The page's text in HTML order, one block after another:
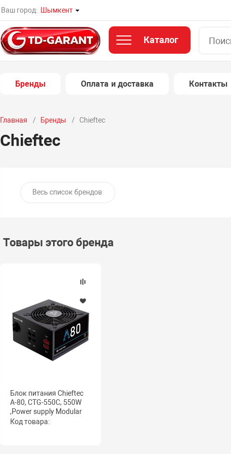
Ваш город: Шымкент
Каталог
Бренды Оплата и доставка Контакты
Главная Бренды Chieftec
Chieftec
Весь список брендов
Товары этого бренда
Блок питания Chieftec
A-80, CTG-550C, 550W
,Power supply Modular
Код товара: